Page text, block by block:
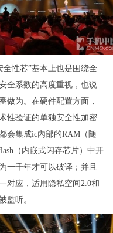
性芯”基本上也是围绕全
全系数的高度重视，也说
做为。在硬件配置方面，
性验证的单独安全性加密
会集成ic內部的RAM（随
（内嵌式闪存芯片）中开
一千年才可以破译；并且
对应，适用隐私空间2.0和
监听。